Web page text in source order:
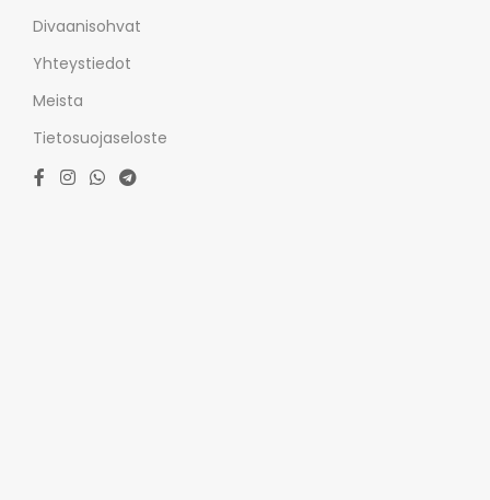
Divaanisohvat
Yhteystiedot
Meista
Tietosuojaseloste